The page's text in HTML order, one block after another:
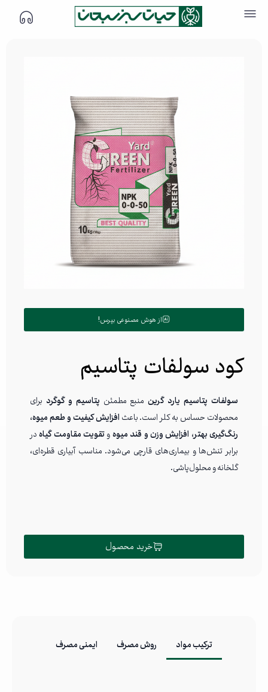
از هوش مصنوعی بپرس!
کود سولفات پتاسیم
سولفات پتاسیم یارد گرینمنبع مطمئن پتاسیم و گوگرد برای
محصولات حساس به کلر است. باعثافزایش کیفیت و طعم میوه،
رنگ‌گیری بهتر، افزایش وزن و قند میوهوتقویت مقاومت گیاهدر
برابر تنش‌ها و بیماری‌های قارچی می‌شود. مناسب آبیاری قطره‌ای،
گلخانه و محلول‌پاشی.
خرید محصول
ترکیب مواد روش مصرف ایمنی مصرف